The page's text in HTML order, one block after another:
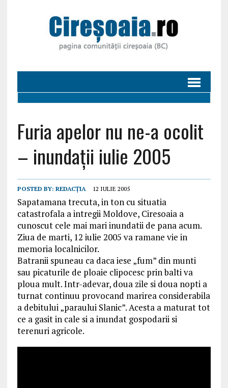
Furia apelor nu ne-a ocolit
– inundații iulie 2005
POSTED BY: REDACȚIA 12 IULIE 2005
Sapatamana trecuta, in ton cu situatia
catastrofala a intregii Moldove, Ciresoaia a
cunoscut cele mai mari inundatii de pana acum.
Ziua de marti, 12 iulie 2005 va ramane vie in
memoria localnicilor.
Batranii spuneau ca daca iese „fum” din munti
sau picaturile de ploaie clipocesc prin balti va
ploua mult. Intr-adevar, doua zile si doua nopti a
turnat continuu provocand marirea considerabila
a debitului „paraului Slanic”. Acesta a maturat tot
ce a gasit in cale si a inundat gospodarii si
terenuri agricole.